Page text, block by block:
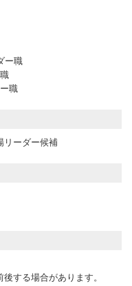
ー職
職
リーダー候補
する場合があります。